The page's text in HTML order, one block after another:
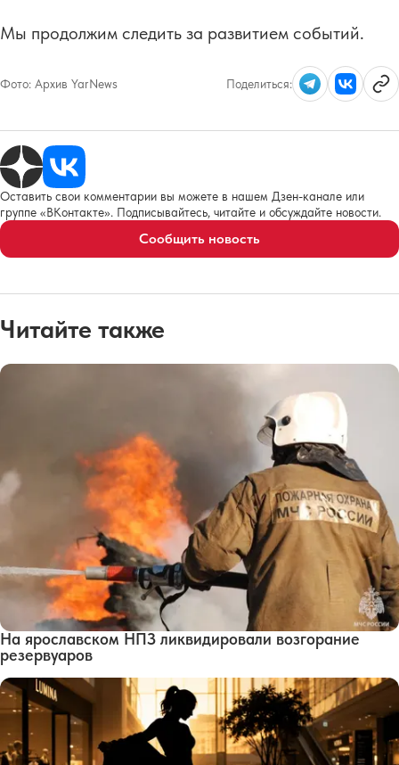
Мы продолжим следить за развитием событий.
Фото: Архив YarNews Поделиться:
Оставить свои комментарии вы можете в нашем Дзен-канале или
группе «ВКонтакте». Подписывайтесь, читайте и обсуждайте новости.
Сообщить новость
Читайте также
На ярославском НПЗ ликвидировали возгорание
резервуаров